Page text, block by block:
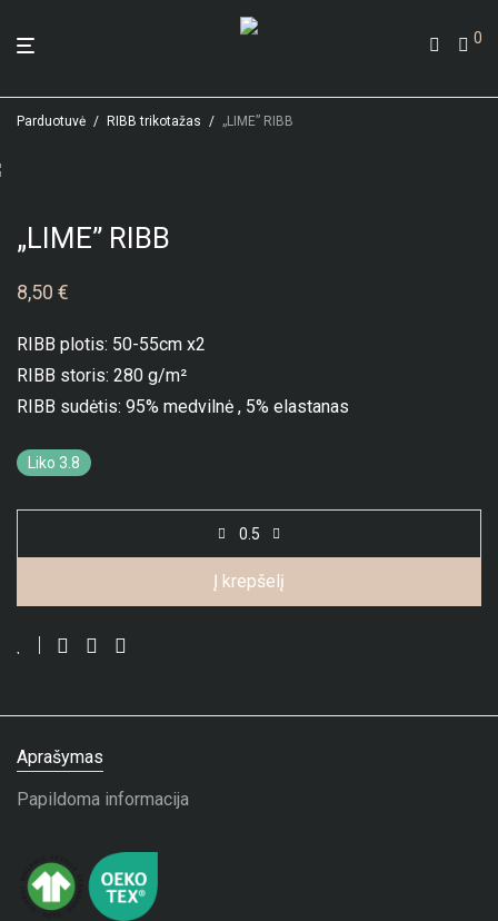
0
Parduotuvė / RIBB trikotažas / „LIME” RIBB
„LIME” RIBB
8,50 €
RIBB plotis: 50-55cm x2
RIBB storis: 280 g/m²
RIBB sudėtis: 95% medvilnė , 5% elastanas
Liko 3.8
Į krepšelį
Aprašymas
Papildoma informacija